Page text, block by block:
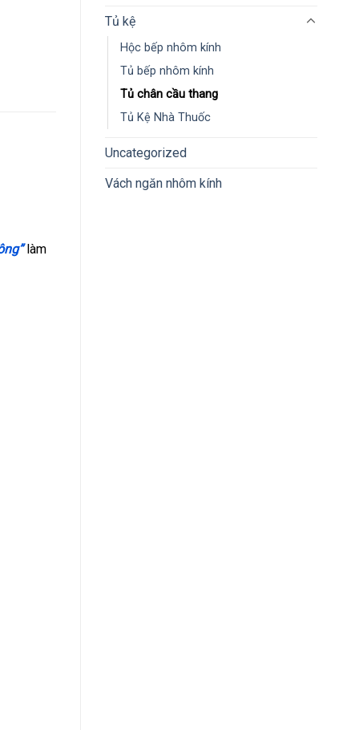
Tủ kệ
Hộc bếp nhôm kính
Tủ bếp nhôm kính
Tủ chân cầu thang
Tủ Kệ Nhà Thuốc
Uncategorized
Vách ngăn nhôm kính
làm